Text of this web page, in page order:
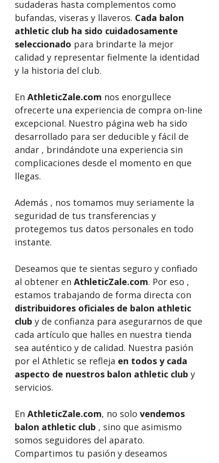
sudaderas hasta complementos como
bufandas, viseras y llaveros. Cada balon
athletic club ha sido cuidadosamente
seleccionado para brindarte la mejor
calidad y representar fielmente la identidad
y la historia del club.
En AthleticZale.com nos enorgullece
ofrecerte una experiencia de compra on-line
excepcional. Nuestro página web ha sido
desarrollado para ser deducible y fácil de
andar , brindándote una experiencia sin
complicaciones desde el momento en que
llegas.
Además , nos tomamos muy seriamente la
seguridad de tus transferencias y
protegemos tus datos personales en todo
instante.
Deseamos que te sientas seguro y confiado
al obtener en AthleticZale.com. Por eso ,
estamos trabajando de forma directa con
distribuidores oficiales de balon athletic
club y de confianza para asegurarnos de que
cada artículo que halles en nuestra tienda
sea auténtico y de calidad. Nuestra pasión
por el Athletic se refleja en todos y cada
aspecto de nuestros balon athletic club y
servicios.
En AthleticZale.com, no solo vendemos
balon athletic club , sino que asimismo
somos seguidores del aparato.
Compartimos tu pasión y deseamos